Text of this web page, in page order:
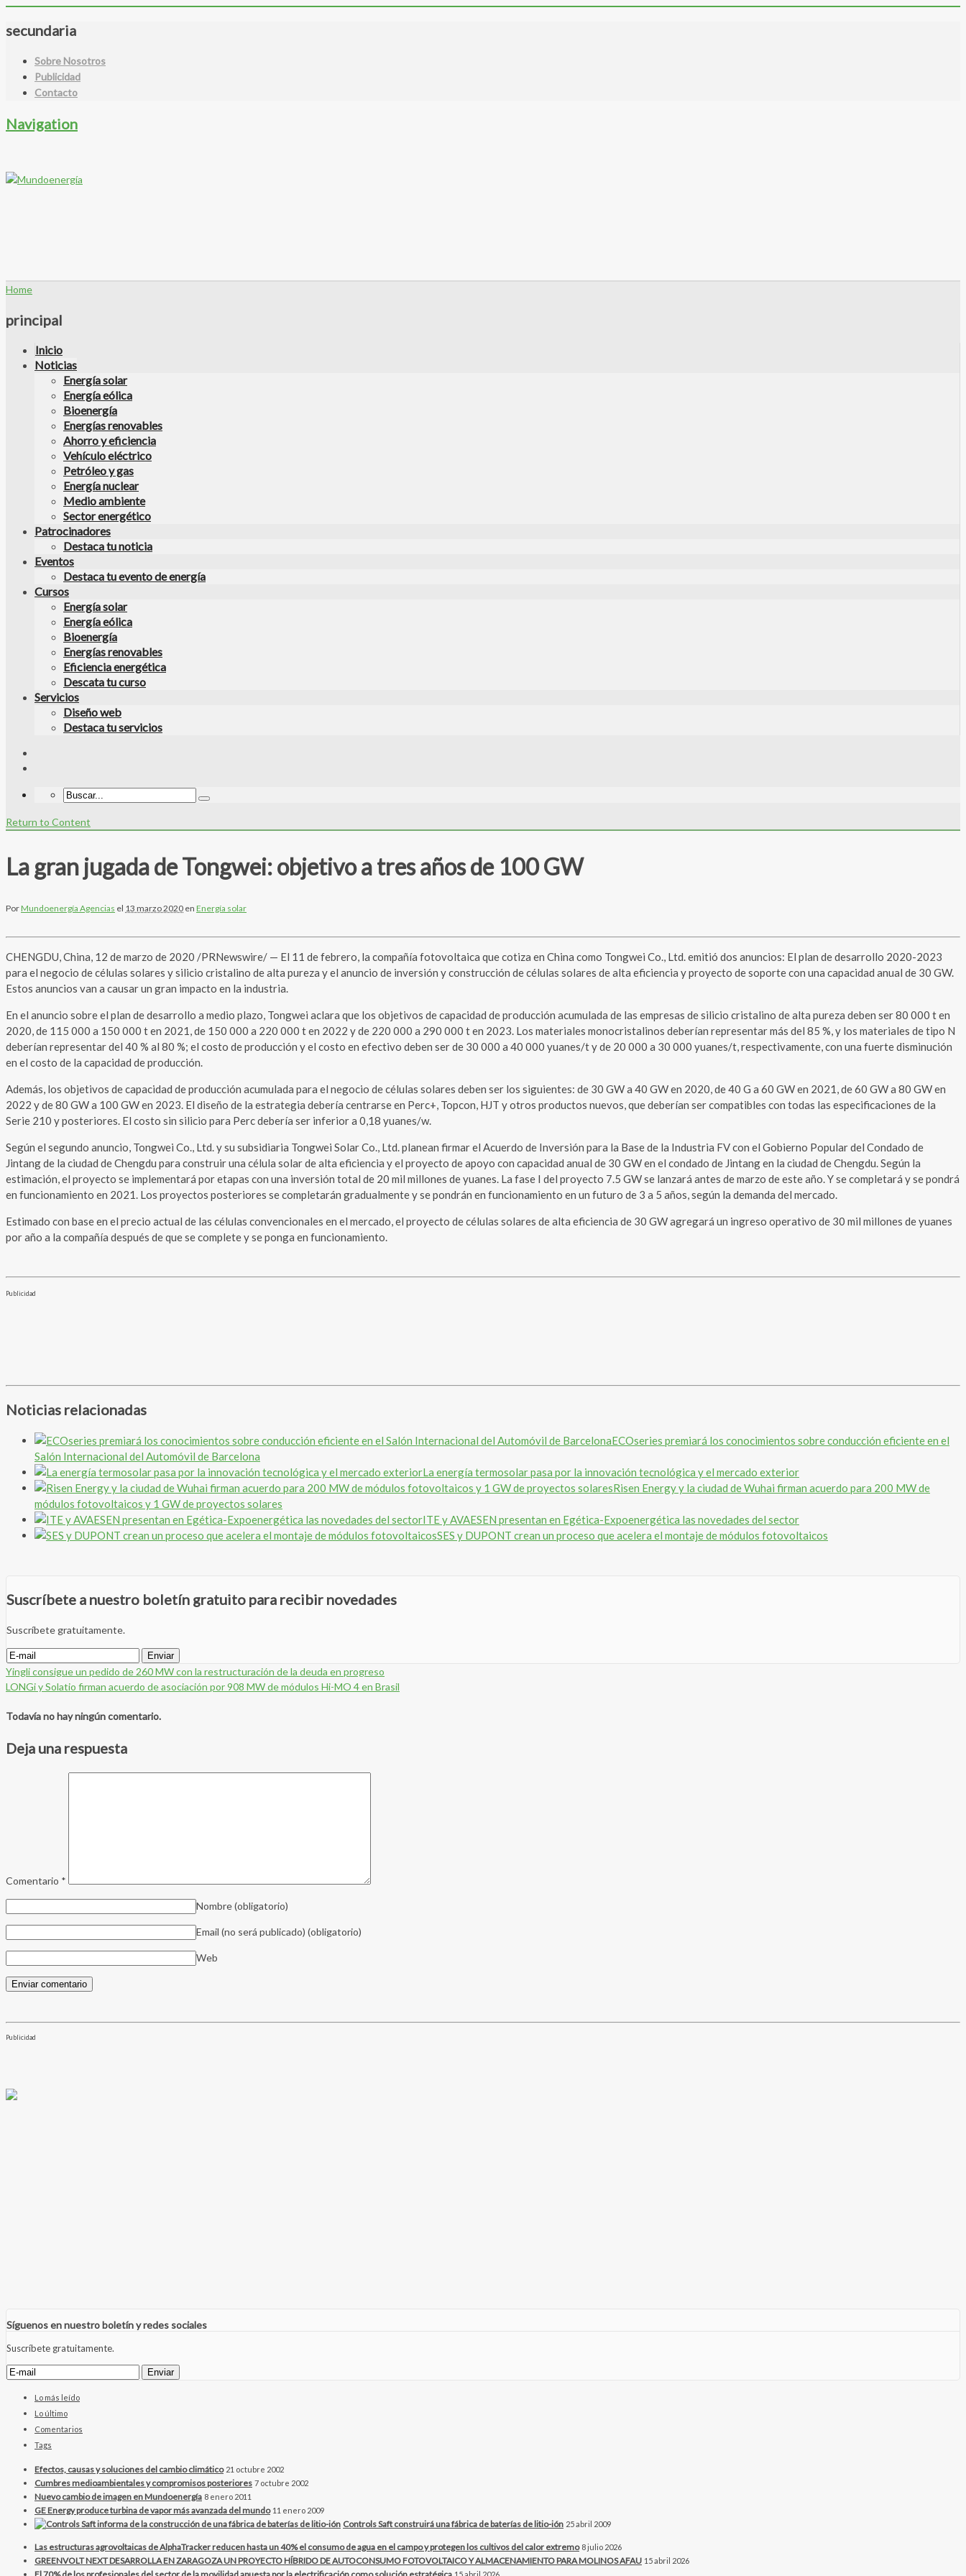
secundaria
Sobre Nosotros
Publicidad
Contacto
Navigation
Home
principal
Inicio
Noticias
Energía solar
Energía eólica
Bioenergía
Energías renovables
Ahorro y eficiencia
Vehículo eléctrico
Petróleo y gas
Energía nuclear
Medio ambiente
Sector energético
Patrocinadores
Destaca tu noticia
Eventos
Destaca tu evento de energía
Cursos
Energía solar
Energía eólica
Bioenergía
Energías renovables
Eficiencia energética
Descata tu curso
Servicios
Diseño web
Destaca tu servicios
Return to Content
La gran jugada de Tongwei: objetivo a tres años de 100 GW
PorMundoenergía Agencias el 13 marzo 2020 en Energía solar
CHENGDU, China, 12 de marzo de 2020 /PRNewswire/ — El 11 de febrero, la compañía fotovoltaica que cotiza en China como Tongwei Co., Ltd. emitió dos anuncios: El plan de desarrollo 2020-2023
para el negocio de células solares y silicio cristalino de alta pureza y el anuncio de inversión y construcción de células solares de alta eficiencia y proyecto de soporte con una capacidad anual de 30 GW.
Estos anuncios van a causar un gran impacto en la industria.
En el anuncio sobre el plan de desarrollo a medio plazo, Tongwei aclara que los objetivos de capacidad de producción acumulada de las empresas de silicio cristalino de alta pureza deben ser 80 000 t en
2020, de 115 000 a 150 000 t en 2021, de 150 000 a 220 000 t en 2022 y de 220 000 a 290 000 t en 2023. Los materiales monocristalinos deberían representar más del 85 %, y los materiales de tipo N
deberían representar del 40 % al 80 %; el costo de producción y el costo en efectivo deben ser de 30 000 a 40 000 yuanes/t y de 20 000 a 30 000 yuanes/t, respectivamente, con una fuerte disminución
en el costo de la capacidad de producción.
Además, los objetivos de capacidad de producción acumulada para el negocio de células solares deben ser los siguientes: de 30 GW a 40 GW en 2020, de 40 G a 60 GW en 2021, de 60 GW a 80 GW en
2022 y de 80 GW a 100 GW en 2023. El diseño de la estrategia debería centrarse en Perc+, Topcon, HJT y otros productos nuevos, que deberían ser compatibles con todas las especificaciones de la
Serie 210 y posteriores. El costo sin silicio para Perc debería ser inferior a 0,18 yuanes/w.
Según el segundo anuncio, Tongwei Co., Ltd. y su subsidiaria Tongwei Solar Co., Ltd. planean firmar el Acuerdo de Inversión para la Base de la Industria FV con el Gobierno Popular del Condado de
Jintang de la ciudad de Chengdu para construir una célula solar de alta eficiencia y el proyecto de apoyo con capacidad anual de 30 GW en el condado de Jintang en la ciudad de Chengdu. Según la
estimación, el proyecto se implementará por etapas con una inversión total de 20 mil millones de yuanes. La fase I del proyecto 7.5 GW se lanzará antes de marzo de este año. Y se completará y se pondrá
en funcionamiento en 2021. Los proyectos posteriores se completarán gradualmente y se pondrán en funcionamiento en un futuro de 3 a 5 años, según la demanda del mercado.
Estimado con base en el precio actual de las células convencionales en el mercado, el proyecto de células solares de alta eficiencia de 30 GW agregará un ingreso operativo de 30 mil millones de yuanes
por año a la compañía después de que se complete y se ponga en funcionamiento.
Publicidad
Noticias relacionadas
ECOseries premiará los conocimientos sobre conducción eficiente en el
Salón Internacional del Automóvil de Barcelona
La energía termosolar pasa por la innovación tecnológica y el mercado exterior
Risen Energy y la ciudad de Wuhai firman acuerdo para 200 MW de
módulos fotovoltaicos y 1 GW de proyectos solares
ITE y AVAESEN presentan en Egética-Expoenergética las novedades del sector
SES y DUPONT crean un proceso que acelera el montaje de módulos fotovoltaicos
Suscríbete a nuestro boletín gratuito para recibir novedades
Suscríbete gratuitamente.
Yingli consigue un pedido de 260 MW con la restructuración de la deuda en progreso
LONGi y Solatio firman acuerdo de asociación por 908 MW de módulos Hi-MO 4 en Brasil
Todavía no hay ningún comentario.
Deja una respuesta
Comentario *
Nombre(obligatorio)
Email (no será publicado) (obligatorio)
Web
Publicidad
Síguenos en nuestro boletín y redes sociales
Suscríbete gratuitamente.
Lo más leído
Lo último
Comentarios
Tags
Efectos, causas y soluciones del cambio climático 21 octubre 2002
Cumbres medioambientales y compromisos posteriores 7 octubre 2002
Nuevo cambio de imagen en Mundoenergía 8 enero 2011
GE Energy produce turbina de vapor más avanzada del mundo 11 enero 2009
Controls Saft construirá una fábrica de baterías de litio-ión 25 abril 2009
Las estructuras agrovoltaicas de AlphaTracker reducen hasta un 40% el consumo de agua en el campo y protegen los cultivos del calor extremo 8 julio 2026
GREENVOLT NEXT DESARROLLA EN ZARAGOZA UN PROYECTO HÍBRIDO DE AUTOCONSUMO FOTOVOLTAICO Y ALMACENAMIENTO PARA MOLINOS AFAU 15 abril 2026
15 abril 2026